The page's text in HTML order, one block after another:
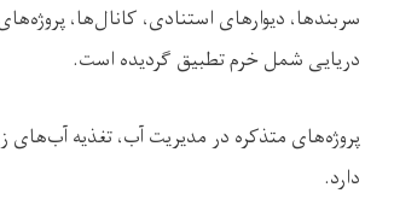
سربندها، دیوارهای استنادی، کانال‌ها،
دریایی شمل خرم تطبیق گردیده است.
پروژه‌های متذکره در مدیریت آب، تغذیه
دارد.